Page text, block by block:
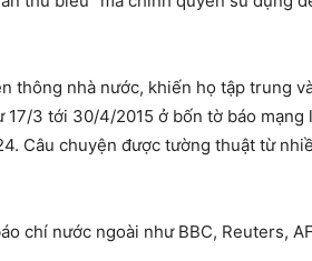
thông nhà nước, khiến họ tập trung
3 tới 30/4/2015 ở bốn tờ báo
Câu chuyện được tường thuật từ
chí nước ngoài như BBC, Reuters,